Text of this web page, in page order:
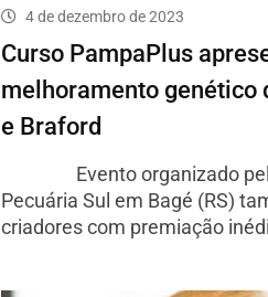
4 de dezembro de 2023
Curso PampaPlus
melhoramento genético
e Braford
Evento organizado pela
Pecuária Sul em Bagé (RS)
criadores com premiação